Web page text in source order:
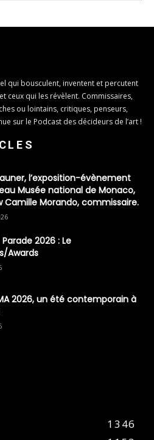
qui bousculent, inventent et percutent
ceux qui les révèlent. Commissaires,
ou lointains, critiques, penseurs,
sur le Podcast des décideurs de l’art !
l’exposition-évènement
Musée national de Monaco,
Camille Morando, commissaire.
2026 : Le
Awards
2026, un été contemporain à
1346